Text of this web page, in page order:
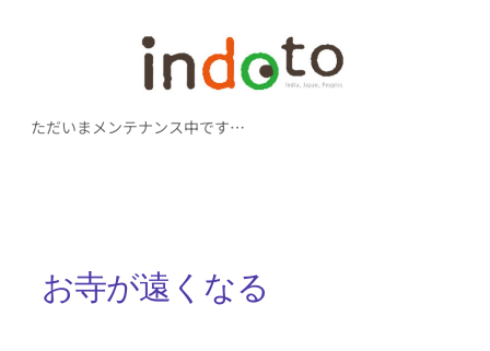
ただいまメンテナンス中です…
お寺が遠くなる